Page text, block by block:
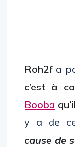
Roh2f a
c’est à
Booba
y a de
cause de